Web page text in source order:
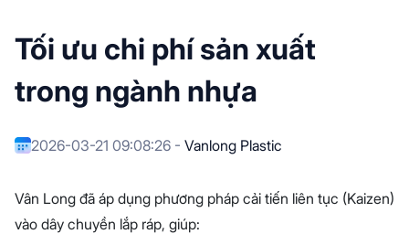
Tối ưu chi phí sản xuất
trong ngành nhựa
2026-03-21 09:08:26 - Vanlong Plastic
Vân Long đã áp dụng phương pháp cải tiến liên tục (Kaizen)
vào dây chuyền lắp ráp, giúp: